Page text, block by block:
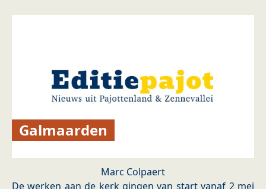
Galmaarden
Marc Colpaert
De werken aan de kerk gingen van start vanaf 2 mei